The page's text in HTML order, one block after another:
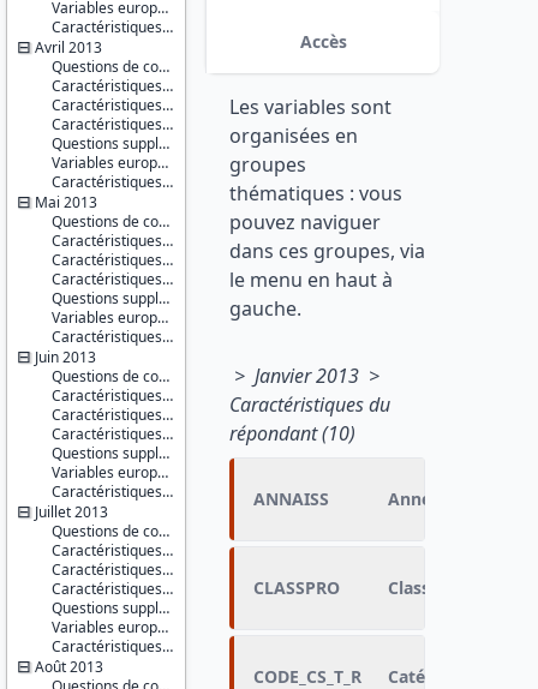
Variables européennes
Caractéristiques d'enquête
Avril 2013
Questions de conjoncture
Caractéristiques du répondant
Caractéristiques du conjoint
Caractéristiques du ménage
Questions supplémentaires : difficultés de paiement concernant le logement
Variables européennes
Caractéristiques d'enquête
Mai 2013
Questions de conjoncture
Caractéristiques du répondant
Caractéristiques du conjoint
Caractéristiques du ménage
Questions supplémentaires
Variables européennes
Caractéristiques d'enquête
Juin 2013
Questions de conjoncture
Caractéristiques du répondant
Caractéristiques du conjoint
Caractéristiques du ménage
Questions supplémentaires
Variables européennes
Caractéristiques d'enquête
Juillet 2013
Questions de conjoncture
Caractéristiques du répondant
Caractéristiques du conjoint
Caractéristiques du ménage
Questions supplémentaires
Variables européennes
Caractéristiques d'enquête
Août 2013
des
ménages
Couverture
géographique :
France
métropolitaine
Producteur :
INSEE
Diffuseur :
Progedo-
Adisp
Accès
Les variables sont
organisées en
groupes
thématiques : vous
pouvez naviguer
dans ces groupes, via
le menu en haut à
gauche.
> Janvier 2013 >
Caractéristiques du
répondant (10)
ANNAISS Année de
CLASSPRO Classification
CODE_CS_T_R
Catégorie socio-